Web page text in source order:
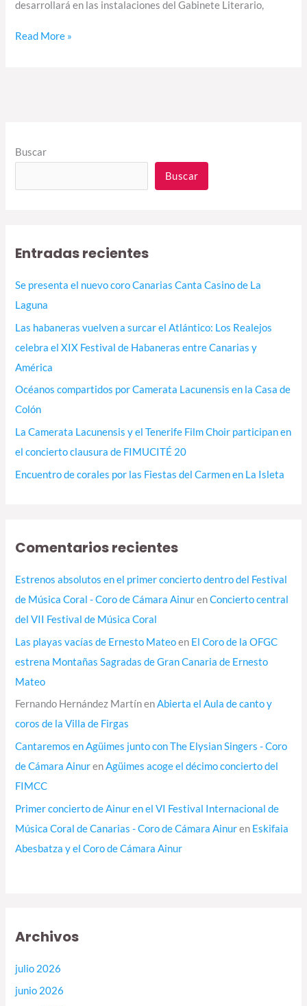
desarrollará en las instalaciones del Gabinete Literario,
Read More »
Buscar
Buscar
Entradas recientes
Se presenta el nuevo coro Canarias Canta Casino de La
Laguna
Las habaneras vuelven a surcar el Atlántico: Los Realejos
celebra el XIX Festival de Habaneras entre Canarias y
América
Océanos compartidos por Camerata Lacunensis en la Casa de
Colón
La Camerata Lacunensis y el Tenerife Film Choir participan en
el concierto clausura de FIMUCITÉ 20
Encuentro de corales por las Fiestas del Carmen en La Isleta
Comentarios recientes
Estrenos absolutos en el primer concierto dentro del Festival
de Música Coral - Coro de Cámara AinurenConcierto central
del VII Festival de Música Coral
Las playas vacías de Ernesto Mateoen El Coro de la OFGC
estrena Montañas Sagradas de Gran Canaria de Ernesto
Mateo
Fernando Hernández MartínenAbierta el Aula de canto y
coros de la Villa de Firgas
Cantaremos en Agüimes junto con The Elysian Singers - Coro
de Cámara AinurenAgüimes acoge el décimo concierto del
FIMCC
Primer concierto de Ainur en el VI Festival Internacional de
Música Coral de Canarias - Coro de Cámara Ainuren Eskifaia
Abesbatza y el Coro de Cámara Ainur
Archivos
julio 2026
junio 2026